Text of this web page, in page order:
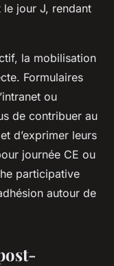
jour J, rendant
la mobilisation
Formulaires
ou
de contribuer au
d’exprimer leurs
journée CE ou
participative
autour de